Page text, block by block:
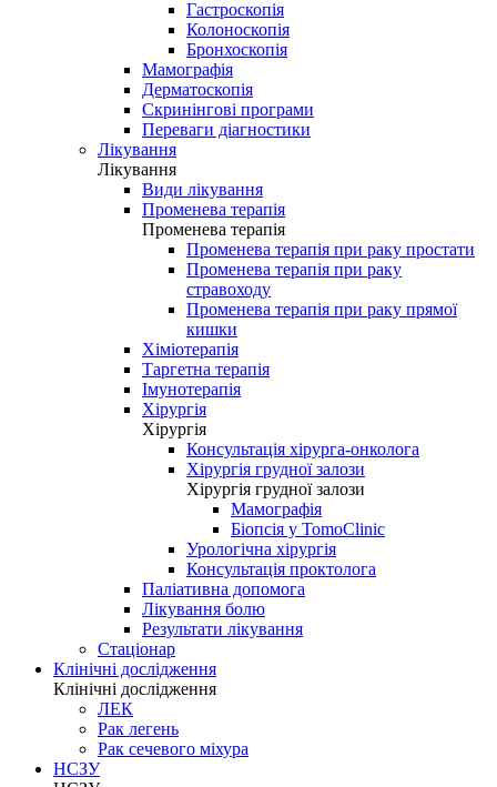
Гастроскопія
Колоноскопія
Бронхоскопія
Мамографія
Дерматоскопія
Скринінгові програми
Переваги діагностики
Лікування
Лікування
Види лікування
Променева терапія
Променева терапія
Променева терапія при раку простати
Променева терапія при раку
стравоходу
Променева терапія при раку прямої
кишки
Хіміотерапія
Таргетна терапія
Імунотерапія
Хірургія
Хірургія
Консультація хірурга-онколога
Хірургія грудної залози
Хірургія грудної залози
Мамографія
Біопсія у TomoClinic
Урологічна хірургія
Консультація проктолога
Паліативна допомога
Лікування болю
Результати лікування
Стаціонар
Клінічні дослідження
Клінічні дослідження
ЛЕК
Рак легень
Рак сечевого міхура
НСЗУ